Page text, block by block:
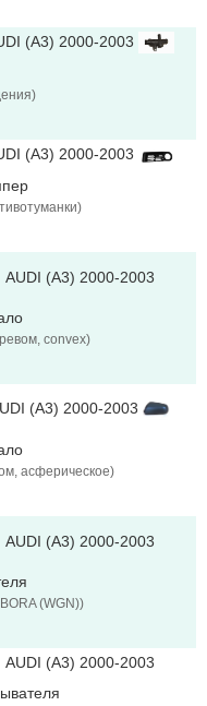
(A3) 2000-2003
(A3) 2000-2003
AUDI (A3) 2000-2003
convex)
(A3) 2000-2003
асферическое)
AUDI (A3) 2000-2003
(WGN))
AUDI (A3) 2000-2003